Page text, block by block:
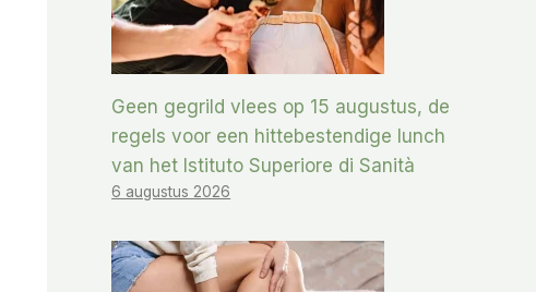
Geen gegrild vlees op 15 augustus, de
regels voor een hittebestendige lunch
van het Istituto Superiore di Sanità
6 augustus 2026